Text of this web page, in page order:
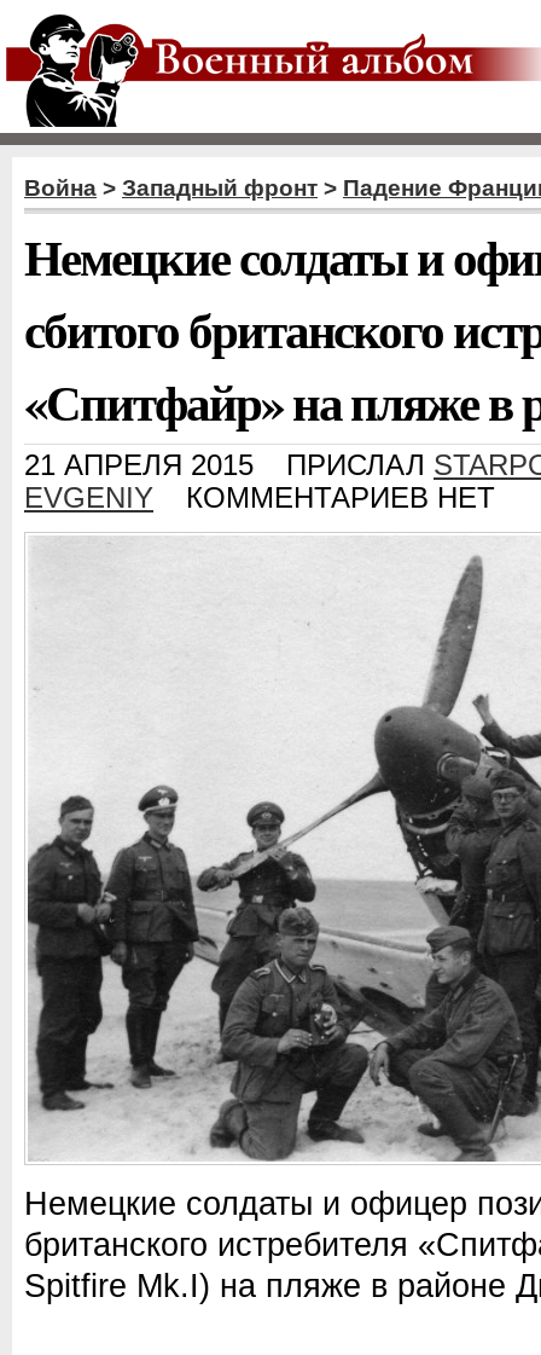
Война > Западный фронт > Падение
Немецкие солдаты и
сбитого британского
«Спитфайр» на пляже в
21 АПРЕЛЯ 2015 ПРИСЛАЛ
EVGENIY
КОММЕНТАРИЕВ НЕТ
Немецкие солдаты и офицер
британского истребителя
Spitfire Mk.I) на пляже в районе